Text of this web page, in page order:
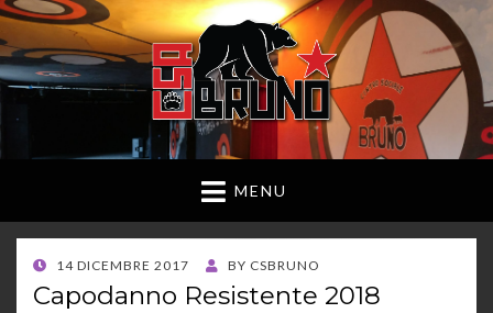
MENU
POSTED
ON
14 DICEMBRE 2017 BY CSBRUNO
Capodanno Resistente 2018